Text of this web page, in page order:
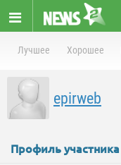
Лучшее Хорошее
epirweb
Профиль участника